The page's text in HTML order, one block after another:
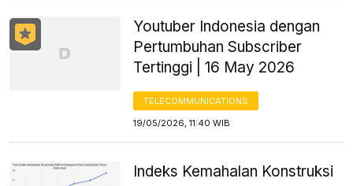
Youtuber Indonesia dengan
Pertumbuhan Subscriber
Tertinggi | 16 May 2026
TELECOMMUNICATIONS
19/05/2026, 11:40 WIB
Indeks Kemahalan Konstruksi